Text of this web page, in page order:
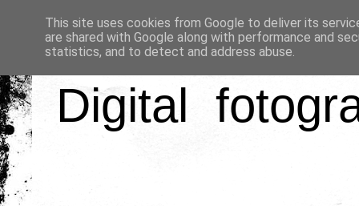
Digital
This site uses cookies from Google to deliver its
are shared with Google along with performance and
statistics, and to detect and address abuse.